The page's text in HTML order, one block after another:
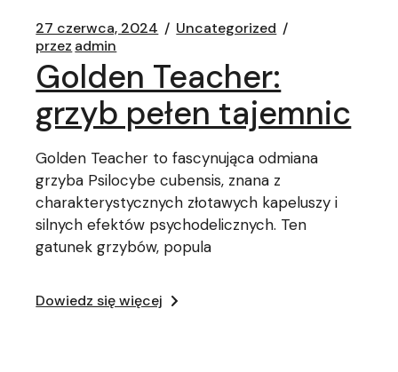
27 czerwca, 2024
Uncategorized
przez admin
Golden Teacher:
grzyb pełen tajemnic
Golden Teacher to fascynująca odmiana
grzyba Psilocybe cubensis, znana z
charakterystycznych złotawych kapeluszy i
silnych efektów psychodelicznych. Ten
gatunek grzybów, popula
Dowiedz się więcej